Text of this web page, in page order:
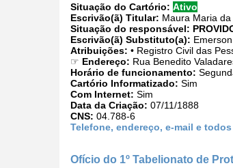
Situação do Cartório: Ativo
Escrivão(ã) Titular: Maura Maria
Situação do responsável:
Escrivão(ã) Substituto(a):
Atribuições: • Registro Civil das
☞ Endereço: Rua Benedito
Horário de funcionamento:
Cartório Informatizado: Sim
Com Internet: Sim
Data da Criação: 07/11/1888
CNS: 04.788-6
Telefone, endereço, e-mail e
Ofício do 1º Tabelionato de